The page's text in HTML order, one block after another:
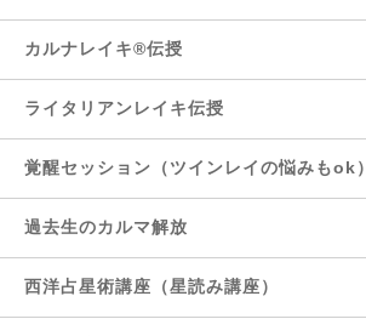
カルナレイキ®伝授
ライタリアンレイキ伝授
覚醒セッション（ツインレイの悩みもok）
過去生のカルマ解放
西洋占星術講座（星読み講座）